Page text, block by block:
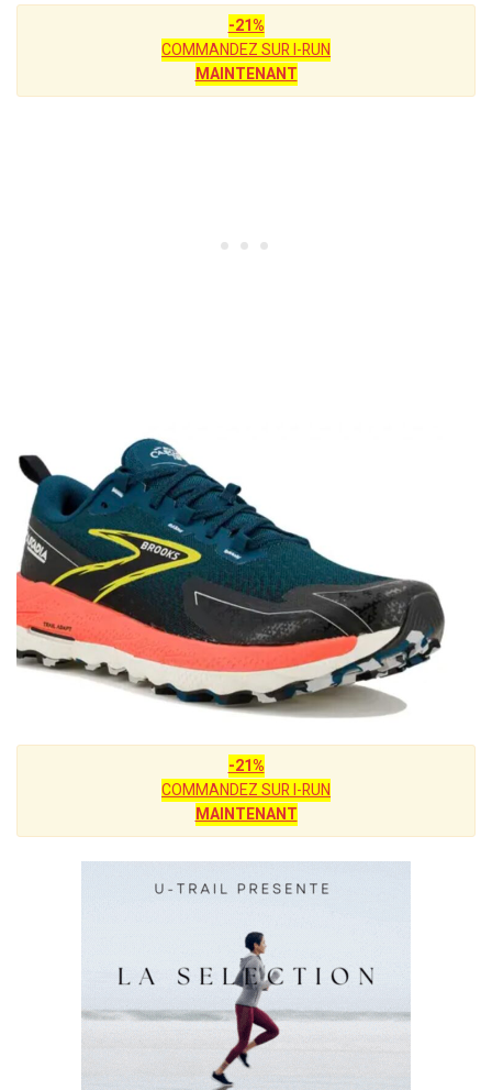
-21%
COMMANDEZ SUR I-RUN
MAINTENANT
-21%
COMMANDEZ SUR I-RUN
MAINTENANT